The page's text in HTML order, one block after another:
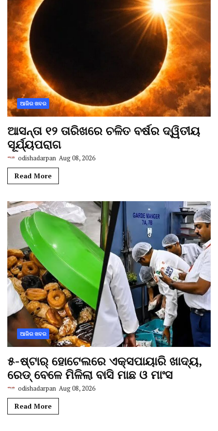
ଆଜିର ଖବର
ଆସନ୍ତା ୧୨ ତାରିଖରେ ଚଳିତ ବର୍ଷର ଦ୍ୱିତୀୟ
ସୂର୍ଯ୍ୟପରାଗ
odishadarpan Aug 08, 2026
Read More
ଆଜିର ଖବର
୫-ଷ୍ଟାର୍ ହୋଟେଲରେ ଏକ୍ସପାୟାରି ଖାଦ୍ୟ,
ରେଡ୍ ବେଳେ ମିଳିଲା ବାସି ମାଛ ଓ ମାଂସ
odishadarpan Aug 08, 2026
Read More